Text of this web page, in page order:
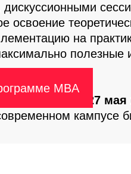
дискуссионными
освоение
на
27 мая
кампусе
MBA